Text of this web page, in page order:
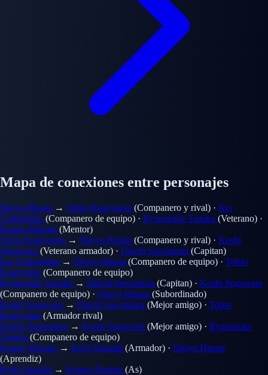
Mapa de conexiones entre personajes
Shoyo Hinata → Tobio Kageyama (Companero y rival) · Kei
Tsukishima (Companero de equipo) · Ryunosuke Tanaka (Veterano) ·
Kotaro Bokuto (Mentor)
Tobio Kageyama → Shoyo Hinata (Companero y rival) · Koshi
Sugawara (Veterano armador) · Daichi Sawamura (Capitan)
Kei Tsukishima → Shoyo Hinata (Companero de equipo) · Tobio
Kageyama (Companero de equipo)
Ryunosuke Tanaka → Daichi Sawamura (Capitan) · Koshi Sugawara
(Companero de equipo) · Shoyo Hinata (Subordinado)
Koshi Sugawara → Daichi Sawamura (Mejor amigo) · Tobio
Kageyama (Armador rival)
Daichi Sawamura → Koshi Sugawara (Mejor amigo) · Ryunosuke
Tanaka (Companero de equipo)
Kotaro Bokuto → Keiji Akaashi (Armador) · Shoyo Hinata
(Aprendiz)
Keiji Akaashi → Kotaro Bokuto (As)